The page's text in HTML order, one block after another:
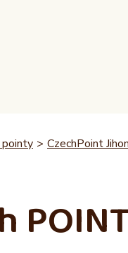
pointy > CzechPoint